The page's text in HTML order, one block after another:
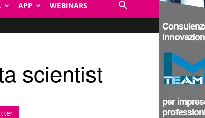
APP WEBINARS
scientist